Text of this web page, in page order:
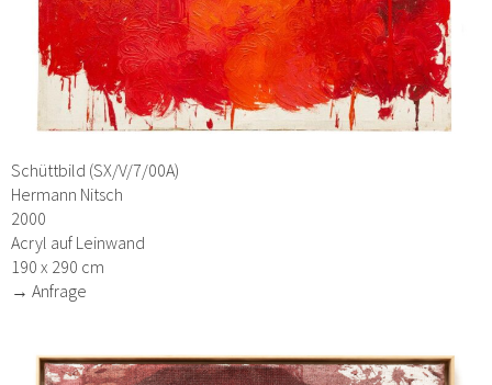
Schüttbild (SX/V/7/00A)
Hermann Nitsch
2000
Acryl auf Leinwand
190 x 290 cm
→ Anfrage